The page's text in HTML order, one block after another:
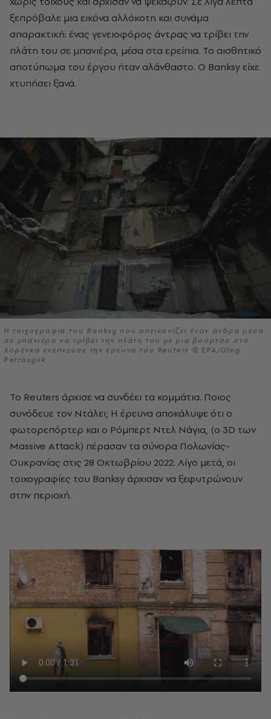
ξεπρόβαλε μια εικόνα αλλόκοτη και συνάμα
σπαρακτική: ένας γενειοφόρος άντρας να τρίβει την
πλάτη του σε μπανιέρα, μέσα στα ερείπια. Το αισθητικό
αποτύπωμα του έργου ήταν αλάνθαστο. Ο Banksy είχε
χτυπήσει ξανά.
Η τοιχογραφία του Banksy που απεικονίζει έναν άνδρα μέσα
σε μπανιέρα να τρίβει την πλάτη του με μια βούρτσα στο
Χορένκα ενέπνευσε την έρευνα του Reuters © EPA/Oleg
Petrasyuk
Το Reuters άρχισε να συνδέει τα κομμάτια. Ποιος
συνόδευε τον Ντάλεϊ; Η έρευνα αποκάλυψε ότι ο
φωτορεπόρτερ και ο Ρόμπερτ Ντελ Νάγια, (ο 3D των
Massive Attack) πέρασαν τα σύνορα Πολωνίας-
Ουκρανίας στις 28 Οκτωβρίου 2022. Λίγο μετά, οι
τοιχογραφίες του Banksy άρχισαν να ξεφυτρώνουν
στην περιοχή.